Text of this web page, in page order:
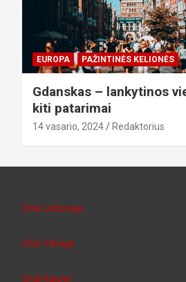
EUROPA PAŽINTINĖS KELIONĖS
Gdanskas – lankytinos
kiti patarimai
14 vasario, 2024 Redaktorius
Orai Lietuvoje
Orai Vilniuje
Orai Kaune